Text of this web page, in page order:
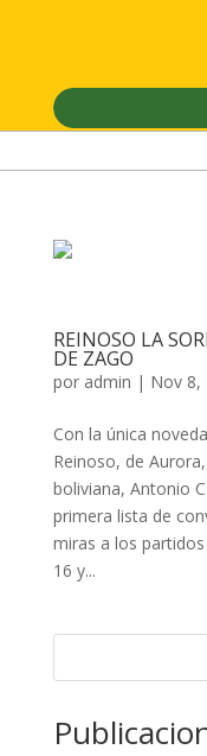
REINOSO LA
DE ZAGO
por admin | Nov 8,
Con la única
Reinoso, de
boliviana, Antonio
primera lista de
miras a los
16 y...